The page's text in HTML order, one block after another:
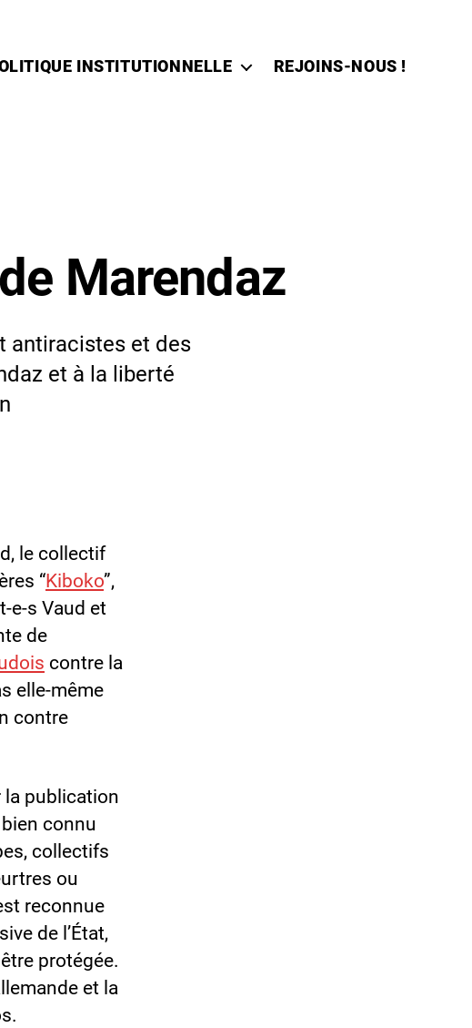
INSTITUTIONNELLE REJOINS-NOUS !
Marendaz
antiracistes et des
et à la liberté
le collectif
“Kiboko”,
e-s Vaud et
de
contre la
elle-même
contre
la publication
connu
collectifs
ou
reconnue
de l’État,
protégée.
et la